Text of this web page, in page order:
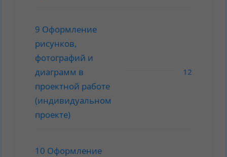
9 Оформление
рисунков,
фотографий и
диаграмм в
проектной работе
(индивидуальном
проекте)
12
10 Оформление